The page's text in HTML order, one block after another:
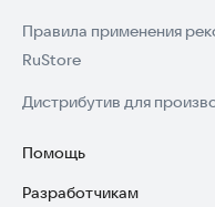
Правила применения
RuStore
Дистрибутив для
Помощь
Установка RuStore на TV
Разработчикам